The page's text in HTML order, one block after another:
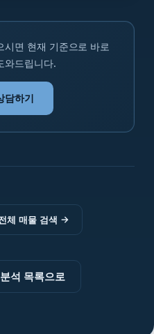
시면 현재 기준으로 바로
와드립니다.
담하기
체 매물 검색 →
석 목록으로